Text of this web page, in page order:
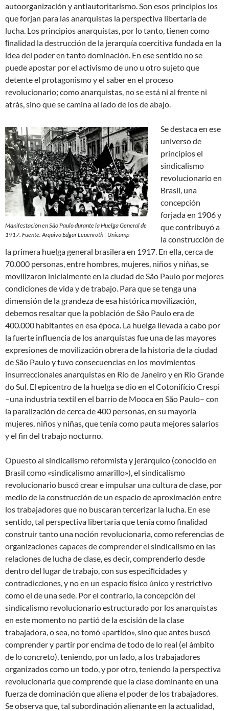
autoorganización y antiautoritarismo. Son esos principios los
que forjan para las anarquistas la perspectiva libertaria de
lucha. Los principios anarquistas, por lo tanto, tienen como
ﬁnalidad la destrucción de la jerarquía coercitiva fundada en la
idea del poder en tanto dominación. En ese sentido no se
puede apostar por el activismo de uno u otro sujeto que
detente el protagonismo y el saber en el proceso
revolucionario; como anarquistas, no se está ni al frente ni
atrás, sino que se camina al lado de los de abajo.
Manifestación en São Paulo durante la Huelga General de
1917. Fuente: Arquivo Edgar Leuenroth | Unicamp
Se destaca en ese
universo de
principios el
sindicalismo
revolucionario en
Brasil, una
concepción
forjada en 1906 y
que contribuyó a
la construcción de
la primera huelga general brasilera en 1917. En ella, cerca de
70.000 personas, entre hombres, mujeres, niños y niñas, se
movilizaron inicialmente en la ciudad de São Paulo por mejores
condiciones de vida y de trabajo. Para que se tenga una
dimensión de la grandeza de esa histórica movilización,
debemos resaltar que la población de São Paulo era de
400.000 habitantes en esa época. La huelga llevada a cabo por
la fuerte influencia de los anarquistas fue una de las mayores
expresiones de movilización obrera de la historia de la ciudad
de São Paulo y tuvo consecuencias en los movimientos
insurreccionales anarquistas en Río de Janeiro y en Rio Grande
do Sul. El epicentro de la huelga se dio en el Cotonifício Crespi
–una industria textil en el barrio de Mooca en São Paulo– con
la paralización de cerca de 400 personas, en su mayoría
mujeres, niños y niñas, que tenía como pauta mejores salarios
y el fin del trabajo nocturno.
Opuesto al sindicalismo reformista y jerárquico (conocido en
Brasil como «sindicalismo amarillo»), el sindicalismo
revolucionario buscó crear e impulsar una cultura de clase, por
medio de la construcción de un espacio de aproximación entre
los trabajadores que no buscaran tercerizar la lucha. En ese
sentido, tal perspectiva libertaria que tenía como finalidad
construir tanto una noción revolucionaria, como referencias de
organizaciones capaces de comprender el sindicalismo en las
relaciones de lucha de clase, es decir, comprenderlo desde
dentro del lugar de trabajo, con sus especiﬁcidades y
contradicciones, y no en un espacio físico único y restrictivo
como el de una sede. Por el contrario, la concepción del
sindicalismo revolucionario estructurado por los anarquistas
en este momento no partió de la escisión de la clase
trabajadora, o sea, no tomó «partido», sino que antes buscó
comprender y partir por encima de todo de lo real (el ámbito
de lo concreto), teniendo, por un lado, a los trabajadores
organizados como un todo, y por otro, teniendo la perspectiva
revolucionaria que comprende que la clase dominante en una
fuerza de dominación que aliena el poder de los trabajadores.
Se observa que, tal subordinación alienante en la actualidad,